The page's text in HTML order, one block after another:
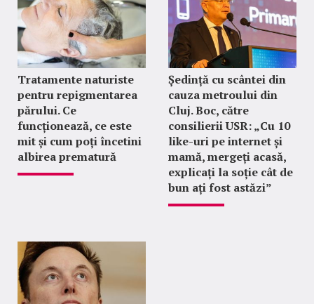
Tratamente naturiste
pentru repigmentarea
părului. Ce
funcționează, ce este
mit și cum poți încetini
albirea prematură
Ședință cu scântei din
cauza metroului din
Cluj. Boc, către
consilierii USR: „Cu 10
like-uri pe internet și
mamă, mergeți acasă,
explicați la soție cât de
bun ați fost astăzi”